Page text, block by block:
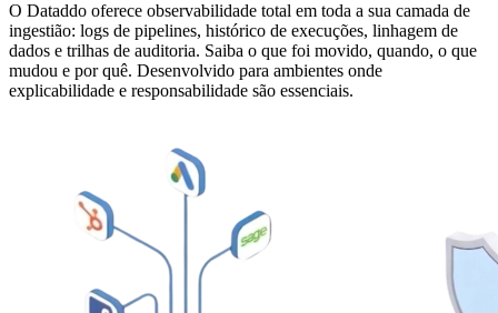
O Dataddo oferece observabilidade total em toda a sua camada de
ingestião: logs de pipelines, histórico de execuções, linhagem de
dados e trilhas de auditoria. Saiba o que foi movido, quando, o que
mudou e por quê. Desenvolvido para ambientes onde
explicabilidade e responsabilidade são essenciais.